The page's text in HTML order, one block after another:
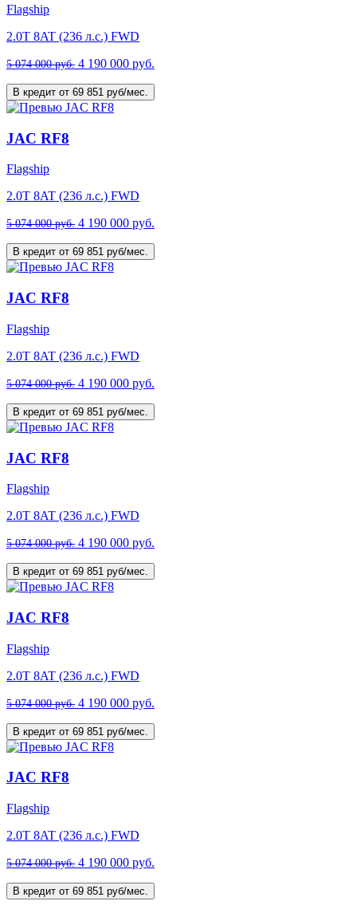
Flagship
2.0T 8AT (236 л.с.) FWD
5 074 000 руб. 4 190 000 руб.
В кредит от 69 851 руб/мес.
JAC RF8
Flagship
2.0T 8AT (236 л.с.) FWD
5 074 000 руб. 4 190 000 руб.
В кредит от 69 851 руб/мес.
JAC RF8
Flagship
2.0T 8AT (236 л.с.) FWD
5 074 000 руб. 4 190 000 руб.
В кредит от 69 851 руб/мес.
JAC RF8
Flagship
2.0T 8AT (236 л.с.) FWD
5 074 000 руб. 4 190 000 руб.
В кредит от 69 851 руб/мес.
JAC RF8
Flagship
2.0T 8AT (236 л.с.) FWD
5 074 000 руб. 4 190 000 руб.
В кредит от 69 851 руб/мес.
JAC RF8
Flagship
2.0T 8AT (236 л.с.) FWD
5 074 000 руб. 4 190 000 руб.
В кредит от 69 851 руб/мес.